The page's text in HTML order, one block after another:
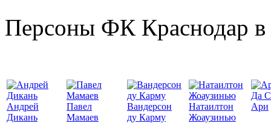
Персоны ФК Краснодар в
Андрей
Дикань
Павел
Мамаев
Вандерсон
ду Карму
Натаилтон
Жоаузинью
Да
Ари